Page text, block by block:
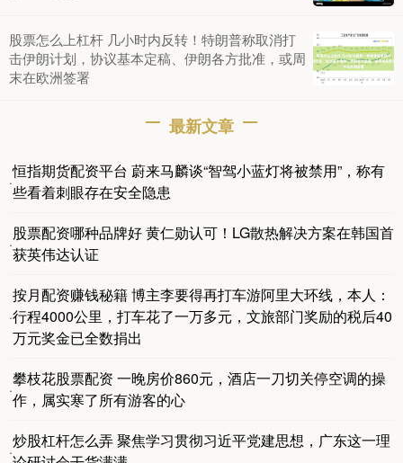
股票怎么上杠杆 几小时内反转！特朗普称取消打
击伊朗计划，协议基本定稿、伊朗各方批准，或周
末在欧洲签署
最新文章
·
恒指期货配资平台 蔚来马麟谈“智驾小蓝灯将被禁用”，称有
些看着刺眼存在安全隐患
·
股票配资哪种品牌好 黄仁勋认可！LG散热解决方案在韩国首
获英伟达认证
·
按月配资赚钱秘籍 博主李要得再打车游阿里大环线，本人：
行程4000公里，打车花了一万多元，文旅部门奖励的税后40
万元奖金已全数捐出
·
攀枝花股票配资 一晚房价860元，酒店一刀切关停空调的操
作，属实寒了所有游客的心
·
炒股杠杆怎么弄 聚焦学习贯彻习近平党建思想，广东这一理